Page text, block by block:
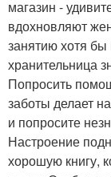
магазин -
вдохновляют
занятию хотя
хранительница
Попросить
заботы делает
и попросите
Настроение
хорошую книгу,